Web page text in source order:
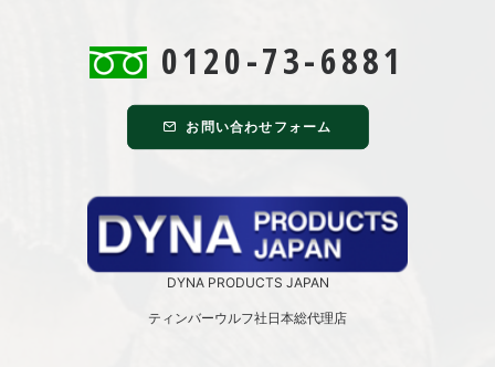
0120-73-6881
お問い合わせフォーム
DYNA PRODUCTS JAPAN
ティンバーウルフ社日本総代理店